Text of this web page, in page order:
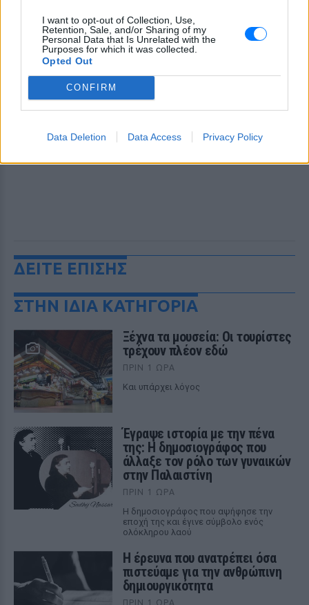
I want to opt-out of Collection, Use,
Retention, Sale, and/or Sharing of my
Personal Data that Is Unrelated with the
Purposes for which it was collected.
Opted Out
CONFIRM
Data Deletion Data Access Privacy Policy
ΔΕΙΤΕ ΕΠΙΣΗΣ
ΣΤΗΝ ΙΔΙΑ ΚΑΤΗΓΟΡΙΑ
Ξέχνα τα μουσεία: Οι τουρίστες
τρέχουν πλέον εδώ
ΠΡΙΝ 1 ΏΡΑ
Και υπάρχει λόγος
Έγραψε ιστορία με την πένα
της: Η δημοσιογράφος που
άλλαξε τον ρόλο των γυναικών
στην Παλαιστίνη
ΠΡΙΝ 1 ΏΡΑ
Η δημοσιογράφος που αψήφησε την
εποχή της και έγινε σύμβολο ενός
ολόκληρου λαού
Η έρευνα που ανατρέπει όσα
πιστεύαμε για την ανθρώπινη
δημιουργικότητα
ΠΡΙΝ 1 ΏΡΑ